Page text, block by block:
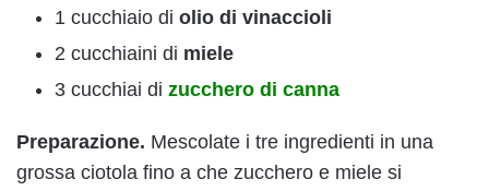
1 cucchiaio di olio di vinaccioli
2 cucchiaini di miele
3 cucchiai di zucchero di canna
Preparazione. Mescolate i tre ingredienti in una
grossa ciotola fino a che zucchero e miele si